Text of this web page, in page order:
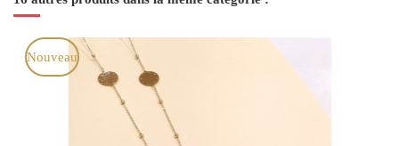
Nouveau